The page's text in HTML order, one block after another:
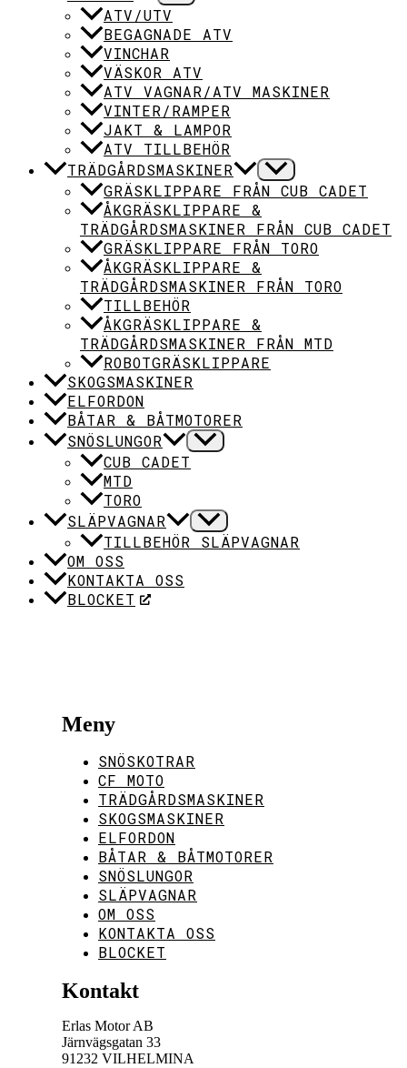
ATV/UTV
BEGAGNADE ATV
VINCHAR
VÄSKOR ATV
ATV VAGNAR/ATV MASKINER
VINTER/RAMPER
JAKT & LAMPOR
ATV TILLBEHÖR
TRÄDGÅRDSMASKINER
GRÄSKLIPPARE FRÅN CUB CADET
ÅKGRÄSKLIPPARE &
TRÄDGÅRDSMASKINER FRÅN CUB CADET
GRÄSKLIPPARE FRÅN TORO
ÅKGRÄSKLIPPARE &
TRÄDGÅRDSMASKINER FRÅN TORO
TILLBEHÖR
ÅKGRÄSKLIPPARE &
TRÄDGÅRDSMASKINER FRÅN MTD
ROBOTGRÄSKLIPPARE
SKOGSMASKINER
ELFORDON
BÅTAR & BÅTMOTORER
SNÖSLUNGOR
CUB CADET
MTD
TORO
SLÄPVAGNAR
TILLBEHÖR SLÄPVAGNAR
OM OSS
KONTAKTA OSS
BLOCKET
Meny
SNÖSKOTRAR
CF MOTO
TRÄDGÅRDSMASKINER
SKOGSMASKINER
ELFORDON
BÅTAR & BÅTMOTORER
SNÖSLUNGOR
SLÄPVAGNAR
OM OSS
KONTAKTA OSS
BLOCKET
Kontakt
Erlas Motor AB
Järnvägsgatan 33
91232 VILHELMINA